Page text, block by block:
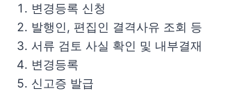
변경등록 신청
발행인, 편집인 결격사유 조회 등
서류 검토 사실 확인 및 내부결재
변경등록
신고증 발급